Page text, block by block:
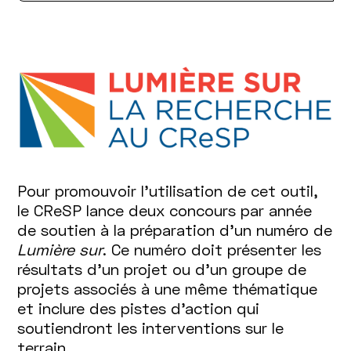
Pour promouvoir l’utilisation de cet outil,
le CReSP lance deux concours par année
de soutien à la préparation d’un numéro de
Lumière sur. Ce numéro doit présenter les
résultats d’un projet ou d’un groupe de
projets associés à une même thématique
et inclure des pistes d’action qui
soutiendront les interventions sur le
terrain.